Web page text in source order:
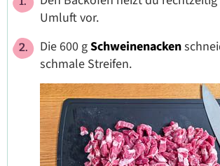
Umluft vor.
Die 600 gSchweinenacken
schmale Streifen.